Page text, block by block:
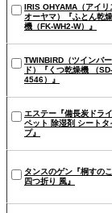
IRIS OHYAMA（アイリ
オーヤマ）『ふとん乾燥
機（FK-WH2-W）』
TWINBIRD（ツインバー
ド）『くつ乾燥機 （SD-
4546）』
エステー『備長炭ドライ
ペット 除湿剤 シートタ
プ』
タンスのゲン『桐すのこ
四つ折り 風』